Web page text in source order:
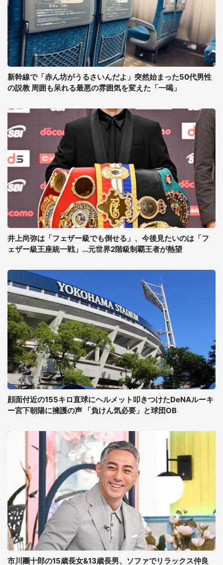
新幹線で「赤ん坊がうるさいんだよ」突然始まった50代男性
の説教 周囲も呆れる最悪の雰囲気を変えた「一喝」
井上尚弥は「フェザー級でも倒せる」、今後見たいのは「フ
ェザー級王座統一戦」...元世界2階級制覇王者が熱望
顔面付近の155キロ直球にヘルメット叩きつけたDeNAルーキ
ー宮下朝陽に擁護の声 「負けん気必要」と球団OB
市川團十郎の15歳長女&13歳長男、ソファでリラックス仲良